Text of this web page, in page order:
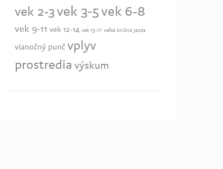
vek 2-3vek 3-5vek 6-8
vek 9-11 vek 12-14 vek 15-17 veľká knižná jazda
vianočný punčvplyv
prostredia výskum